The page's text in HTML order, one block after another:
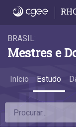
3.1
BRASIL:
Mestres e
Início Estudo